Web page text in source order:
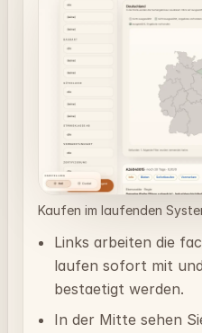
Kaufen im laufenden
Links arbeiten die
laufen sofort mit
bestaetigt werden.
In der Mitte sehen